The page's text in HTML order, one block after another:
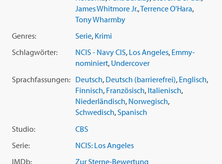
04. Beste Beziehungen
06. Tinte in den Adern
07. Alina
10. Die Last der Schuld
12. Aus einem anderen Leben
14. Der Holländer
16. Die perfekte Tarnung
17. Der rasende Blitz
James Whitmore Jr.,Terrence O'Hara,
Tony Wharmby
Genres:
Serie, Krimi
Schlagwörter:
NCIS - Navy CIS, Los Angeles, Emmy-
nominiert, Undercover
Sprachfassungen: Deutsch, Deutsch (barrierefrei), Englisch,
Finnisch, Französisch, Italienisch,
Niederländisch, Norwegisch,
Schwedisch,Spanisch
Studio:
CBS
Serie:
NCIS: Los Angeles
IMDb:
Zur Sterne-Bewertung